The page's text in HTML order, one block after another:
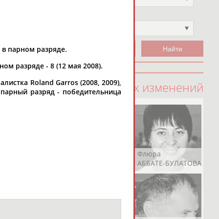
100 последних изменений
Флюра
АББАТЕ-БУЛАТОВА
парном разряде.
разряде - 8 (12 мая 2008).
Roland Garros (2008, 2009),
разряд - победительница